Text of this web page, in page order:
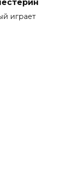
играет